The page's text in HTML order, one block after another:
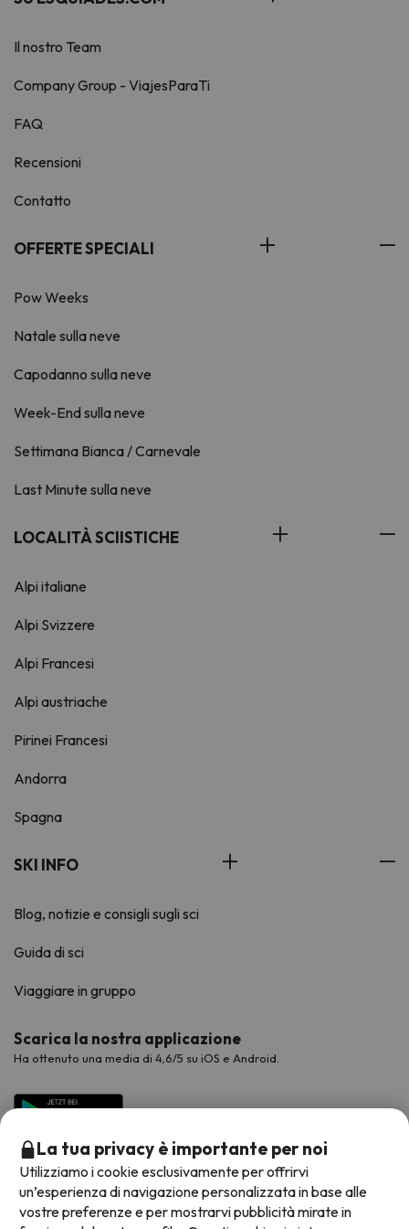
Il nostro Team
Company Group - ViajesParaTi
FAQ
Recensioni
Contatto
OFFERTE SPECIALI
Pow Weeks
Natale sulla neve
Capodanno sulla neve
Week-End sulla neve
Settimana Bianca / Carnevale
Last Minute sulla neve
LOCALITÀ SCIISTICHE
Alpi italiane
Alpi Svizzere
Alpi Francesi
Alpi austriache
Pirinei Francesi
Andorra
Spagna
SKI INFO
Blog, notizie e consigli sugli sci
Guida di sci
Viaggiare in gruppo
Scarica la nostra applicazione
Ha ottenuto una media di 4,6/5 su iOS e Android.
La tua privacy è importante per noi
Utilizziamo i cookie esclusivamente per offrirvi
un’esperienza di navigazione personalizzata in base alle
vostre preferenze e per mostrarvi pubblicità mirate in